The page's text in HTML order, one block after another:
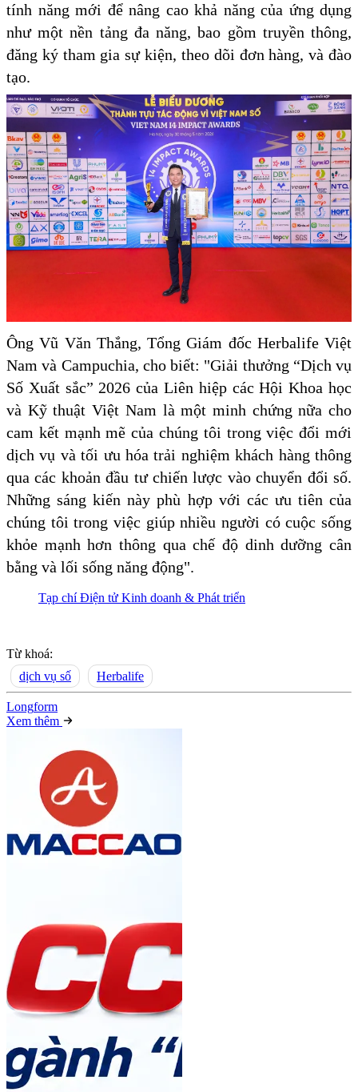
tính năng mới để nâng cao khả năng của ứng dụng
như một nền tảng đa năng, bao gồm truyền thông,
đăng ký tham gia sự kiện, theo dõi đơn hàng, và đào
tạo.
Ông Vũ Văn Thắng, Tổng Giám đốc Herbalife Việt
Nam và Campuchia, cho biết: "Giải thưởng “Dịch vụ
Số Xuất sắc” 2026 của Liên hiệp các Hội Khoa học
và Kỹ thuật Việt Nam là một minh chứng nữa cho
cam kết mạnh mẽ của chúng tôi trong việc đổi mới
dịch vụ và tối ưu hóa trải nghiệm khách hàng thông
qua các khoản đầu tư chiến lược vào chuyển đổi số.
Những sáng kiến này phù hợp với các ưu tiên của
chúng tôi trong việc giúp nhiều người có cuộc sống
khỏe mạnh hơn thông qua chế độ dinh dưỡng cân
bằng và lối sống năng động".
Tạp chí Điện tử Kinh doanh & Phát triển
Từ khoá:
dịch vụ số
Herbalife
Longform
Xem thêm